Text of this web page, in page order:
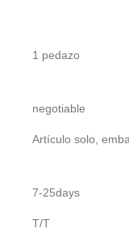
1 pedazo
negotiable
Artículo solo,
7-25days
T/T